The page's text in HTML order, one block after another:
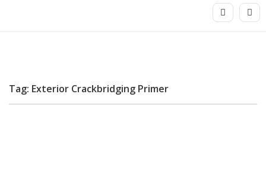
Tag: Exterior Crackbridging Primer